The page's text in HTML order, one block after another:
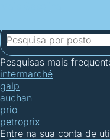
Pesquisas mais
intermarché
galp
auchan
prio
petroprix
Entre na sua conta de